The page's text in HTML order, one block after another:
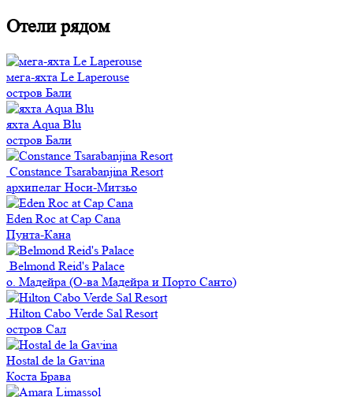
Отели рядом
мега-яхта Le Laperouse
остров Бали
яхта Aqua Blu
остров Бали
Constance Tsarabanjina Resort
архипелаг Носи-Митзьо
Eden Roc at Cap Cana
Пунта-Кана
Belmond Reid's Palace
о. Мадейра (О-ва Мадейра и Порто Санто)
Hilton Cabo Verde Sal Resort
остров Сал
Hostal de la Gavina
Коста Брава